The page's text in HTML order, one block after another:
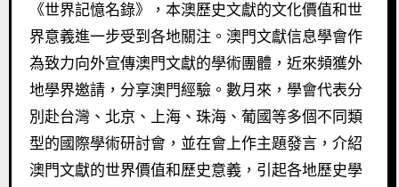
《世界記憶名錄》，本澳歷史文獻的文化價值和世
界意義進一步受到各地關注。澳門文獻信息學會作
為致力向外宣傳澳門文獻的學術團體，近來頻獲外
地學界邀請，分享澳門經驗。數月來，學會代表分
別赴台灣、北京、上海、珠海、葡國等多個不同類
型的國際學術研討會，並在會上作主題發言，介紹
澳門文獻的世界價值和歷史意義，引起各地歷史學